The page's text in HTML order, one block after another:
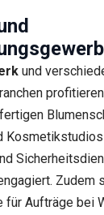
und
Zudem
für Aufträge bei